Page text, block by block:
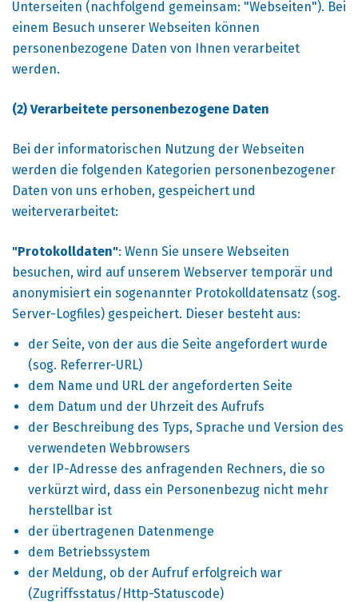
Unterseiten (nachfolgend gemeinsam: "Webseiten"). Bei
einem Besuch unserer Webseiten können
personenbezogene Daten von Ihnen verarbeitet
werden.
(2) Verarbeitete personenbezogene Daten
Bei der informatorischen Nutzung der Webseiten
werden die folgenden Kategorien personenbezogener
Daten von uns erhoben, gespeichert und
weiterverarbeitet:
"Protokolldaten": Wenn Sie unsere Webseiten
besuchen, wird auf unserem Webserver temporär und
anonymisiert ein sogenannter Protokolldatensatz (sog.
Server-Logfiles) gespeichert. Dieser besteht aus:
der Seite, von der aus die Seite angefordert wurde
(sog. Referrer-URL)
dem Name und URL der angeforderten Seite
dem Datum und der Uhrzeit des Aufrufs
der Beschreibung des Typs, Sprache und Version des
verwendeten Webbrowsers
der IP-Adresse des anfragenden Rechners, die so
verkürzt wird, dass ein Personenbezug nicht mehr
herstellbar ist
der übertragenen Datenmenge
dem Betriebssystem
der Meldung, ob der Aufruf erfolgreich war
(Zugriffsstatus/Http-Statuscode)